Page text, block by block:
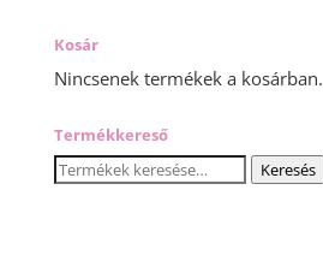
Kosár
Nincsenek termékek a kosárban.
Termékkereső
Keresés
Keresés